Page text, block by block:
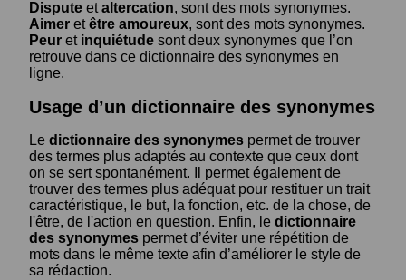
Dispute etaltercation, sont des mots synonymes.
Aimer etêtre amoureux, sont des mots synonymes.
Peur et inquiétude sont deux synonymes que l’on
retrouve dans ce dictionnaire des synonymes en
ligne.
Usage d’un dictionnaire des synonymes
Le dictionnaire des synonymes permet de trouver
des termes plus adaptés au contexte que ceux dont
on se sert spontanément. Il permet également de
trouver des termes plus adéquat pour restituer un trait
caractéristique, le but, la fonction, etc. de la chose, de
l'être, de l'action en question. Enfin, le dictionnaire
des synonymes permet d’éviter une répétition de
mots dans le même texte afin d’améliorer le style de
sa rédaction.